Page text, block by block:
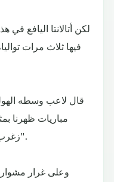
لكن أتالانتا اليافع في
فيها ثلاث مرات
قال لاعب وسطه
مباريات ظهرنا
زغرب) أثبتنا اننا ننتمي الى هذا المستوى".
وعلى غرار مشواره